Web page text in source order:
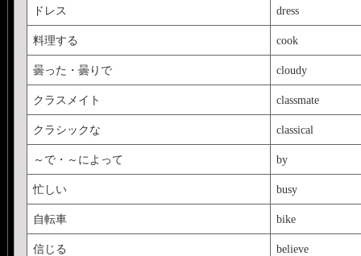
ドレス dress
料理する cook
曇った・曇りで cloudy
クラスメイト classmate
クラシックな classical
～で・～によって by
忙しい busy
自転車 bike
信じる believe